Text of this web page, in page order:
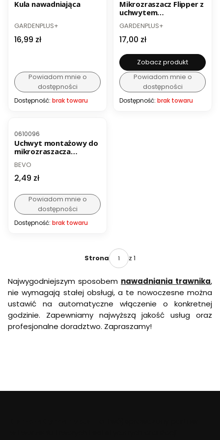
Kula nawadniająca
PRODUCENT
GARDENPLUS+
Cena
16,99 zł
Powiadom mnie o
dostępności
Dostępność: brak towaru
Mikrozraszacz Flipper z
uchwytem
PRODUCENT
GARDENPLUS+
Cena
17,00 zł
Zobacz produkt
Powiadom mnie o
dostępności
Dostępność: brak towaru
Kod produktu
0610096
Uchwyt montażowy do
mikrozraszacza
PRODUCENT
BEVO
Cena
2,49 zł
Powiadom mnie o
dostępności
Dostępność: brak towaru
Strona z 1
Najwygodniejszym sposobem nawadniania trawnika,
nie wymagają stałej obsługi, a te nowoczesne można
ustawić na automatyczne włączenie o konkretnej
godzinie. Zapewniamy najwyższą jakość usług oraz
profesjonalne doradztwo. Zapraszamy!